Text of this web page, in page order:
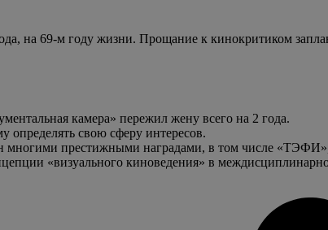
на 69-м году жизни. Прощание к кинокритиком
камера» пережил жену всего на 2 года.
определять свою сферу интересов.
многими престижными наградами, в том числе
«визуального киноведения» в